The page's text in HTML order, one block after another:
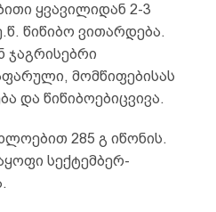
ყვავილიდან 2-3
წიწიბო ვითარდება.
ჯაგრისებრი
მომწიფებისას
და წიწიბოებიცვივა.
285 გ იწონის.
სექტემბერ-